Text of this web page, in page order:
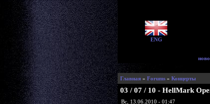
ENG
Главная » Forums » Концерты
03 / 07 / 10 - HellMark
Вс, 13.06.2010 - 01:47